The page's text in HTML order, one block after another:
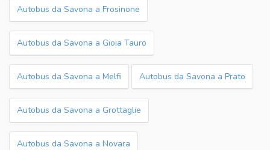
Autobus da Savona a Frosinone
Autobus da Savona a Gioia Tauro
Autobus da Savona a Melfi Autobus da Savona a Prato
Autobus da Savona a Grottaglie
Autobus da Savona a Novara